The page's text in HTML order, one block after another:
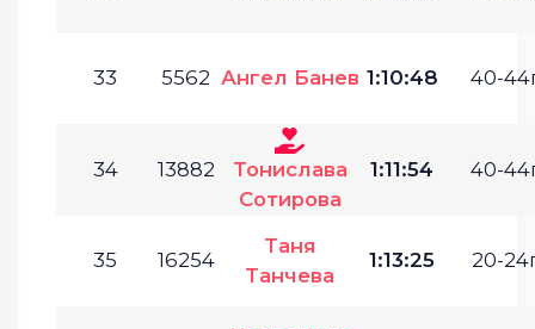
33 5562 Ангел Банев 1:10:48 40-
34 13882
Тонислава
Сотирова
1:11:54 40-
35 16254
Таня
Танчева
1:13:25 20-